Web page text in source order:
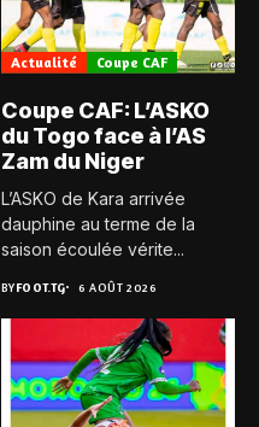
Actualité Coupe CAF
Coupe CAF: L’ASKO
du Togo face à l’AS
Zam du Niger
L’ASKO de Kara arrivée
dauphine au terme de la
saison écoulée vérite...
BYFOOT.TG 6 AOÛT 2026